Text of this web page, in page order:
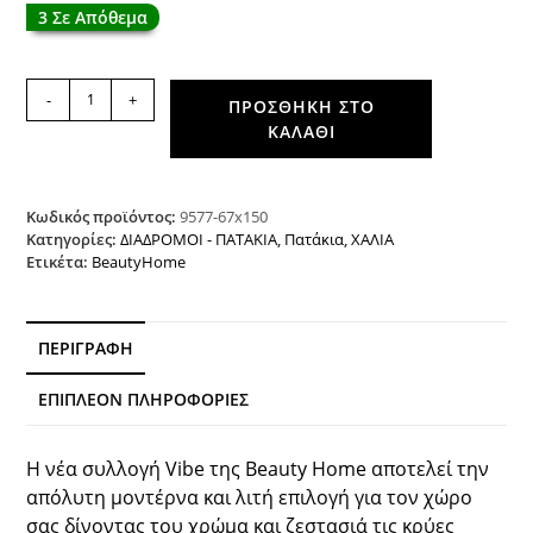
3 Σε Απόθεμα
Vibe
Stone
White
Ανθρακί
Home
- +
ΠΡΟΣΘΉΚΗ ΣΤΟ
ΚΑΛΆΘΙ
Κωδικός προϊόντος:9577-67x150
Κατηγορίες:ΔΙΑΔΡΟΜΟΙ - ΠΑΤΑΚΙΑ, Πατάκια,ΧΑΛΙΑ
Ετικέτα: BeautyHome
ΠΕΡΙΓΡΑΦΉ
ΕΠΙΠΛΈΟΝ ΠΛΗΡΟΦΟΡΊΕΣ
Η νέα συλλογή Vibe της Beauty Home αποτελεί την
απόλυτη μοντέρνα και λιτή επιλογή για τον χώρο
σας δίνοντας του χρώμα και ζεστασιά τις κρύες